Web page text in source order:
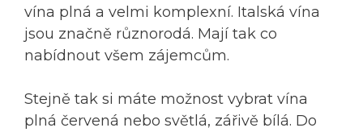
vína plná a velmi komplexní. Italská vína
jsou značně různorodá. Mají tak co
nabídnout všem zájemcům.
Stejně tak si máte možnost vybrat vína
plná červená nebo světlá, zářivě bílá. Do